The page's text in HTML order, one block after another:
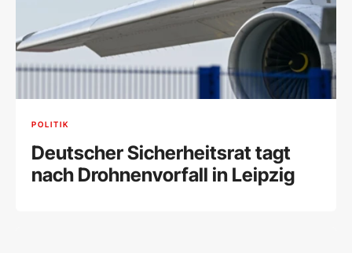
POLITIK
Deutscher Sicherheitsrat tagt
nach Drohnenvorfall in Leipzig